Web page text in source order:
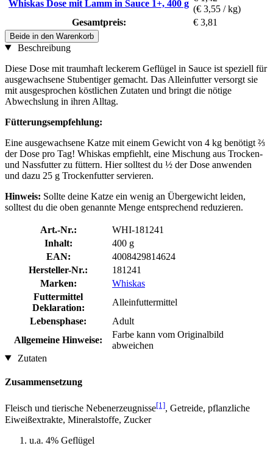
Whiskas Dose mit Lamm in Sauce 1+, 400 g
(€ 3,55 / kg)
Gesamtpreis:
€ 3,81
Beide in den Warenkorb
Beschreibung
Diese Dose mit traumhaft leckerem Geflügel in Sauce ist speziell für
ausgewachsene Stubentiger gemacht. Das Alleinfutter versorgt sie
mit ausgesprochen köstlichen Zutaten und bringt die nötige
Abwechslung in ihren Alltag.
Fütterungsempfehlung:
Eine ausgewachsene Katze mit einem Gewicht von 4 kg benötigt ⅔
der Dose pro Tag! Whiskas empfiehlt, eine Mischung aus Trocken-
und Nassfutter zu füttern. Hier solltest du ½ der Dose anwenden
und dazu 25 g Trockenfutter servieren.
Hinweis: Sollte deine Katze ein wenig an Übergewicht leiden,
solltest du die oben genannte Menge entsprechend reduzieren.
Art.-Nr.:
WHI-181241
Inhalt:
400 g
EAN:
4008429814624
Hersteller-Nr.:
181241
Marken:
Whiskas
Futtermittel
Deklaration:
Alleinfuttermittel
Lebensphase:
Adult
Allgemeine Hinweise:
Farbe kann vom Originalbild
abweichen
Zutaten
Zusammensetzung
Fleisch und tierische Nebenerzeugnisse[1], Getreide, pflanzliche
Eiweißextrakte, Mineralstoffe, Zucker
u.a. 4% Geflügel